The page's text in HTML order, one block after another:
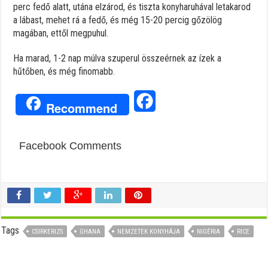
perc fedő alatt, utána elzárod, és tiszta konyharuhával letakarod
a lábast, mehet rá a fedő, és még 15-20 percig gőzölög
magában, ettől megpuhul.
Ha marad, 1-2 nap múlva szuperul összeérnek az ízek a
hűtőben, és még finomabb.
Recommend
Facebook Comments
Tags CSIRKERIZS GHANA NEMZETEK KONYHÁJA NIGÉRIA RICE